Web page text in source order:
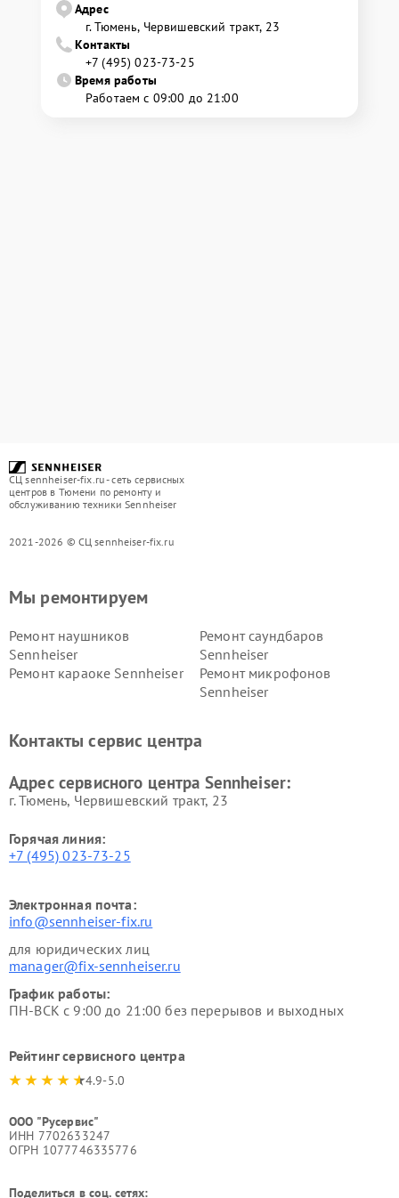
Адрес
г. Тюмень, ​Червишевский тракт, 23
Контакты
+7 (495) 023-73-25
Время работы
Работаем с 09:00 до 21:00
СЦ sennheiser-fix.ru - сеть сервисных
центров в Тюмени по ремонту и
обслуживанию техники Sennheiser
2021-2026 © СЦ sennheiser-fix.ru
Мы ремонтируем
Ремонт наушников
Sennheiser
Ремонт саундбаров
Sennheiser
Ремонт караоке Sennheiser
Ремонт микрофонов
Sennheiser
Контакты сервис центра
Адрес сервисного центра Sennheiser:
г. Тюмень, ​Червишевский тракт, 23
Горячая линия:
+7 (495) 023-73-25
Электронная почта:
info@sennheiser-fix.ru
для юридических лиц
manager@fix-sennheiser.ru
График работы:
ПН-ВСК с 9:00 до 21:00 без перерывов и выходных
Рейтинг сервисного центра
4.9-5.0
ООО "Русервис"
ИНН 7702633247
ОГРН 1077746335776
Поделиться в соц. сетях: